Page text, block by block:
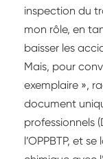
inspection du
mon rôle, en
baisser les
Mais, pour
exemplaire »,
document
professionnels
l’OPPBTP, et